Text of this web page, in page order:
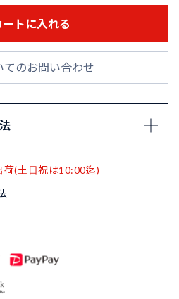
ートに入れる
てのお問い合わせ
(土日祝は10:00迄)